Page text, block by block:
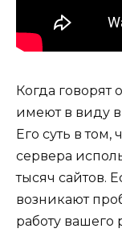
Когда говорят
имеют в виду
Его суть в
сервера
тысяч сайтов.
возникают
работу вашего